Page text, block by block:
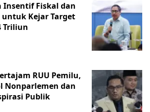
Insentif Fiskal dan
Kejar Target
Triliun
RUU Pemilu,
Nonparlemen dan
Publik